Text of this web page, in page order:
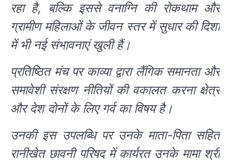
रहा है, बल्कि इससे वनाग्नि की रोकथाम और
ग्रामीण महिलाओं के जीवन स्तर में सुधार की दिशा
में भी नई संभावनाएं खुली हैं।
प्रतिष्ठित मंच पर काव्या द्वारा लैंगिक समानता और
समावेशी संरक्षण नीतियों की वकालत करना क्षेत्र
और देश दोनों के लिए गर्व का विषय है।
उनकी इस उपलब्धि पर उनके माता-पिता सहित
रानीखेत छावनी परिषद में कार्यरत उनके मामा श्री